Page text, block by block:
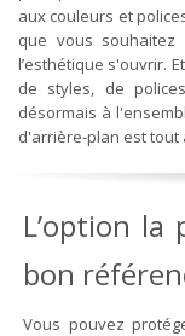
aux couleurs et
que vous souhaitez
l’esthétique s'ouvrir.
de styles, de
désormais à
d'arrière-plan est tout
L’option
bon
Vous pouvez